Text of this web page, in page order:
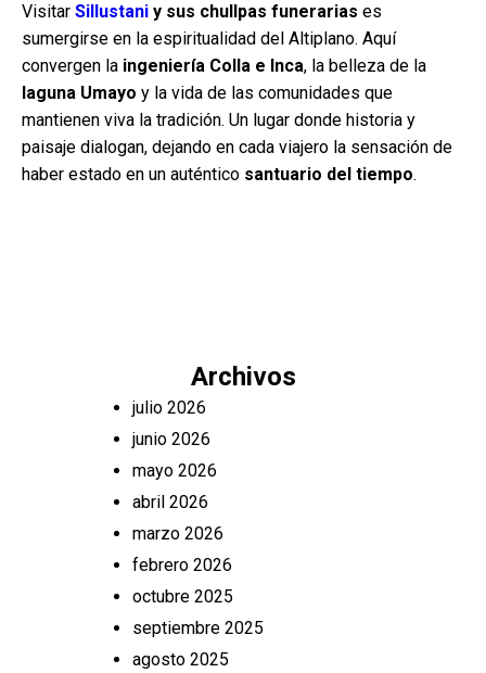
Visitar Sillustani y sus chullpas funerarias es
sumergirse en la espiritualidad del Altiplano. Aquí
convergen la ingeniería Colla e Inca, la belleza de la
laguna Umayo y la vida de las comunidades que
mantienen viva la tradición. Un lugar donde historia y
paisaje dialogan, dejando en cada viajero la sensación de
haber estado en un auténtico santuario del tiempo.
Archivos
julio 2026
junio 2026
mayo 2026
abril 2026
marzo 2026
febrero 2026
octubre 2025
septiembre 2025
agosto 2025